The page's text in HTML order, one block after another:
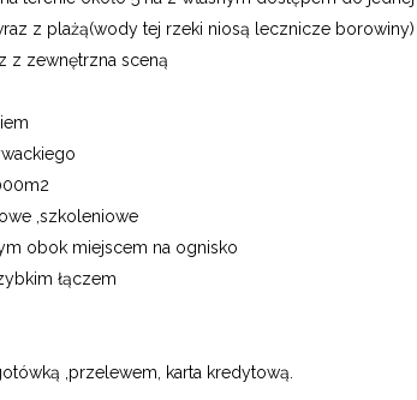
z plażą(wody tej rzeki niosą lecznicze borowiny)
z zewnętrzna sceną
,szkoleniowe
obok miejscem na ognisko
łączem
,przelewem, karta kredytową.